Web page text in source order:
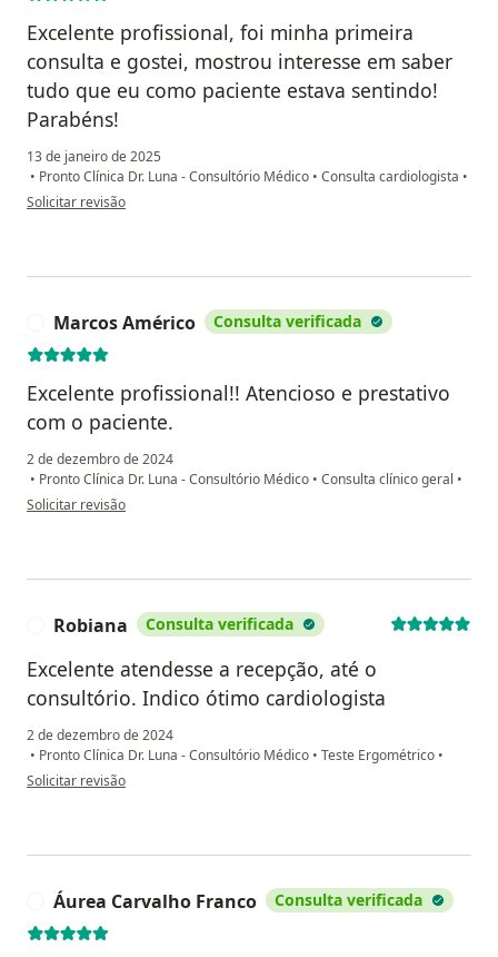
Excelente profissional, foi minha primeira
consulta e gostei, mostrou interesse em saber
tudo que eu como paciente estava sentindo!
Parabéns!
13 de janeiro de 2025
• Pronto Clínica Dr. Luna - Consultório Médico • Consulta cardiologista •
na opinião do utilizador Simone Cristina
Solicitar revisão
Marcos Américo Consulta verificada
Excelente profissional!! Atencioso e prestativo
com o paciente.
2 de dezembro de 2024
• Pronto Clínica Dr. Luna - Consultório Médico • Consulta clínico geral •
na opinião do utilizador Marcos Américo
Solicitar revisão
Robiana Consulta verificada
Excelente atendesse a recepção, até o
consultório. Indico ótimo cardiologista
2 de dezembro de 2024
• Pronto Clínica Dr. Luna - Consultório Médico • Teste Ergométrico •
na opinião do utilizador Robiana
Solicitar revisão
Áurea Carvalho Franco Consulta verificada